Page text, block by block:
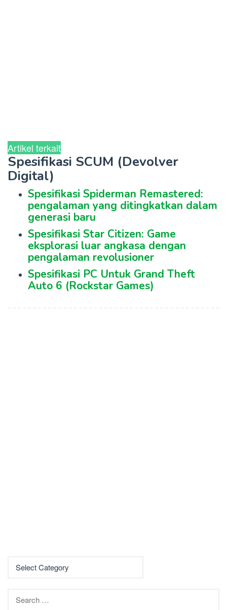
Artikel terkait
Spesifikasi SCUM (Devolver
Digital)
Spesifikasi Spiderman Remastered:
pengalaman yang ditingkatkan dalam
generasi baru
Spesifikasi Star Citizen: Game
eksplorasi luar angkasa dengan
pengalaman revolusioner
Spesifikasi PC Untuk Grand Theft
Auto 6 (Rockstar Games)
for: